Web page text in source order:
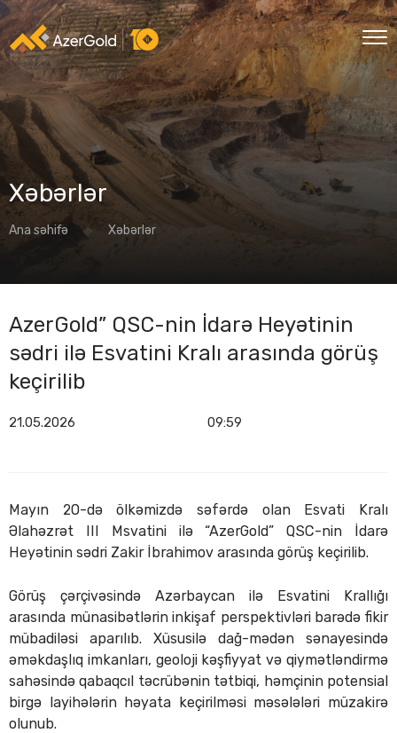
Xəbərlər
Ana səhifə Xəbərlər
AzerGold” QSC-nin İdarə Heyətinin
sədri ilə Esvatini Kralı arasında görüş
keçirilib
21.05.2026 09:59
Mayın 20-də ölkəmizdə səfərdə olan Esvati Kralı
Əlahəzrət III Msvatini ilə “AzerGold” QSC-nin İdarə
Heyətinin sədri Zakir İbrahimov arasında görüş keçirilib.
Görüş çərçivəsində Azərbaycan ilə Esvatini Krallığı
arasında münasibətlərin inkişaf perspektivləri barədə fikir
mübadiləsi aparılıb. Xüsusilə dağ-mədən sənayesində
əməkdaşlıq imkanları, geoloji kəşfiyyat və qiymətləndirmə
sahəsində qabaqcıl təcrübənin tətbiqi, həmçinin potensial
birgə layihələrin həyata keçirilməsi məsələləri müzakirə
olunub.